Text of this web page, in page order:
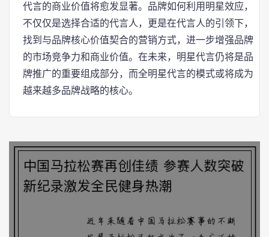
代言的商业价值将愈发显著。品牌如何利用明星效应，
不仅仅是选择合适的代言人，更是在代言人的引领下，
找到与品牌核心价值契合的营销方式，进一步增强品牌
的市场竞争力和商业价值。在未来，明星代言仍将是品
牌推广的重要组成部分，而全明星代言的模式或将成为
越来越多品牌战略的核心。